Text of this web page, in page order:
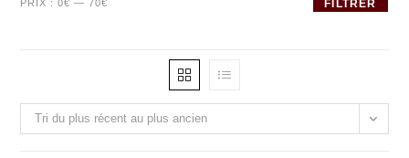
FILTRER
PRIX :0€ —70€
Tri du plus récent au plus ancien